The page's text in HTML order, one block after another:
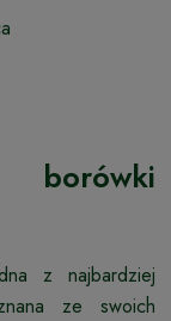
z najbardziej
ze swoich